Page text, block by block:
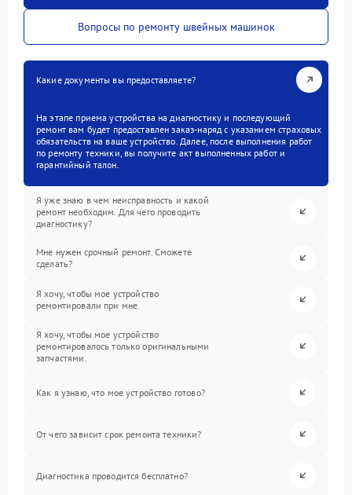
Вопросы по ремонту швейных машинок
Какие документы вы предоставляете?
На этапе приема устройства на диагностику и последующий
ремонт вам будет предоставлен заказ-наряд с указанием страховых
обязательств на ваше устройство. Далее, после выполнения работ
по ремонту техники, вы получите акт выполненных работ и
гарантийный талон.
Я уже знаю в чем неисправность и какой
ремонт необходим. Для чего проводить
диагностику?
Мне нужен срочный ремонт. Сможете
сделать?
Я хочу, чтобы мое устройство
ремонтировали при мне.
Я хочу, чтобы мое устройство
ремонтировалось только оригинальными
запчастями.
Как я узнаю, что мое устройство готово?
От чего зависит срок ремонта техники?
Диагностика проводится бесплатно?